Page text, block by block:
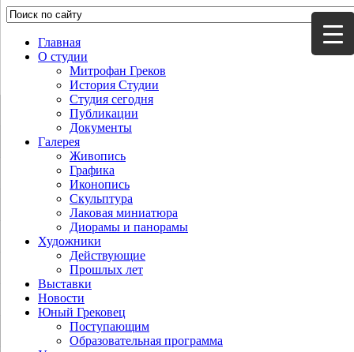
Главная
О студии
Митрофан Греков
История Студии
Студия сегодня
Публикации
Документы
Галерея
Живопись
Графика
Иконопись
Скульптура
Лаковая миниатюра
Диорамы и панорамы
Художники
Действующие
Прошлых лет
Выставки
Новости
Юный Грековец
Поступающим
Образовательная программа